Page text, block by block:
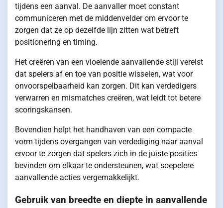
tijdens een aanval. De aanvaller moet constant
communiceren met de middenvelder om ervoor te
zorgen dat ze op dezelfde lijn zitten wat betreft
positionering en timing.
Het creëren van een vloeiende aanvallende stijl vereist
dat spelers af en toe van positie wisselen, wat voor
onvoorspelbaarheid kan zorgen. Dit kan verdedigers
verwarren en mismatches creëren, wat leidt tot betere
scoringskansen.
Bovendien helpt het handhaven van een compacte
vorm tijdens overgangen van verdediging naar aanval
ervoor te zorgen dat spelers zich in de juiste posities
bevinden om elkaar te ondersteunen, wat soepelere
aanvallende acties vergemakkelijkt.
Gebruik van breedte en diepte in aanvallende